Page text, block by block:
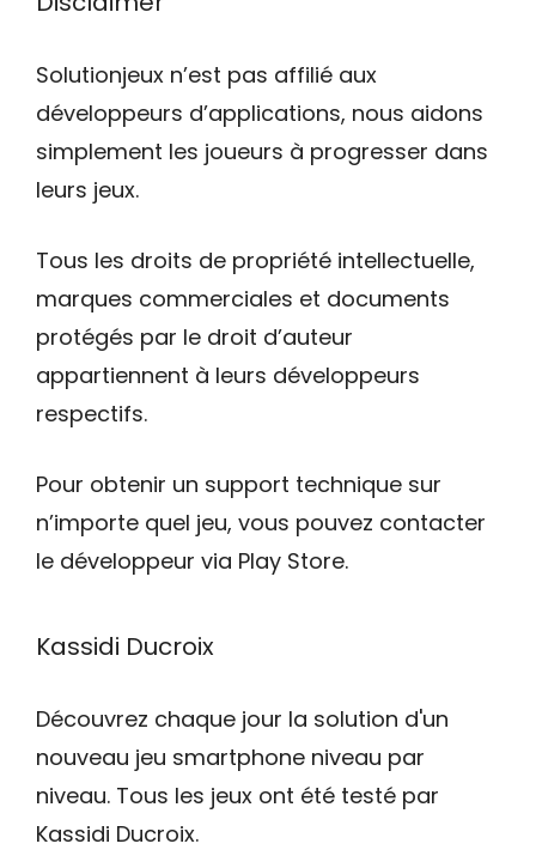
Solutionjeux n’est pas affilié aux
développeurs d’applications, nous aidons
simplement les joueurs à progresser dans
leurs jeux.
Tous les droits de propriété intellectuelle,
marques commerciales et documents
protégés par le droit d’auteur
appartiennent à leurs développeurs
respectifs.
Pour obtenir un support technique sur
n’importe quel jeu, vous pouvez contacter
le développeur via Play Store.
Kassidi Ducroix
Découvrez chaque jour la solution d'un
nouveau jeu smartphone niveau par
niveau. Tous les jeux ont été testé par
Kassidi Ducroix.